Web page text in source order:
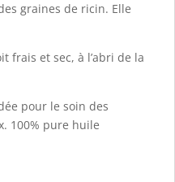
graines de ricin. Elle
frais et sec, à l’abri de la
pour le soin des
100% pure huile